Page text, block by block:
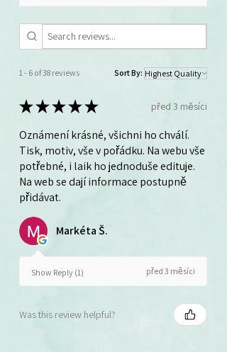
1 - 6 of 38 reviews Sort By:
★★★★★ před 3 měsíci
Oznámení krásné, všichni ho chválí.
Tisk, motiv, vše v pořádku. Na webu vše
potřebné, i laik ho jednoduše edituje.
Na web se dají informace postupně
přidávat.
Markéta Š.
Show Reply (1) před 3 měsíci
Was this review helpful?